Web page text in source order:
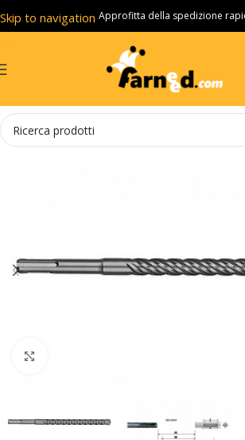
Skip to navigation
Skip to main content
Approfitta della spedizione